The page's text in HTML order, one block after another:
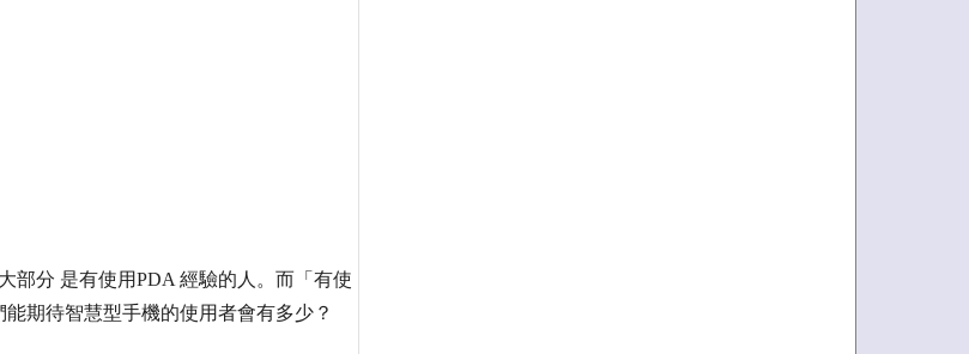
部分 是有使用PDA 經驗的人。而「有使
期待智慧型手機的使用者會有多少？